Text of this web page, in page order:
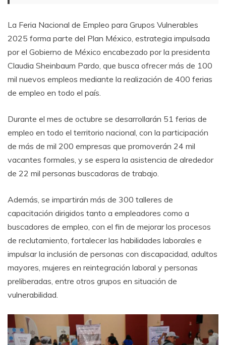
La Feria Nacional de Empleo para Grupos Vulnerables
2025 forma parte del Plan México, estrategia impulsada
por el Gobierno de México encabezado por la presidenta
Claudia Sheinbaum Pardo, que busca ofrecer más de 100
mil nuevos empleos mediante la realización de 400 ferias
de empleo en todo el país.
Durante el mes de octubre se desarrollarán 51 ferias de
empleo en todo el territorio nacional, con la participación
de más de mil 200 empresas que promoverán 24 mil
vacantes formales, y se espera la asistencia de alrededor
de 22 mil personas buscadoras de trabajo.
Además, se impartirán más de 300 talleres de
capacitación dirigidos tanto a empleadores como a
buscadores de empleo, con el fin de mejorar los procesos
de reclutamiento, fortalecer las habilidades laborales e
impulsar la inclusión de personas con discapacidad, adultos
mayores, mujeres en reintegración laboral y personas
preliberadas, entre otros grupos en situación de
vulnerabilidad.